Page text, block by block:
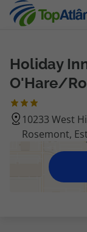
Destinos
Voos
Hotéis
Voos + Hotel
Holiday
O'Hare/
10233 West
Rosemont,